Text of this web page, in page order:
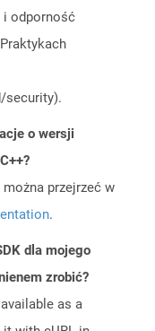
i odporność
security).
o wersji
przejrzeć w
.
dla mojego
zrobić?
as a